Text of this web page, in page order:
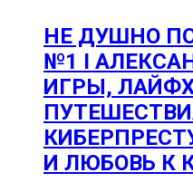
НЕ ДУШНО
№1 I
ИГРЫ,
И ЛЮБОВЬ К